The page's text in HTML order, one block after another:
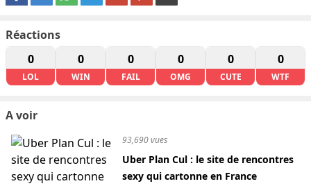
Réactions
0
LOL
0
WIN
0
FAIL
0
OMG
0
CUTE
0
WTF
A voir
93,690 vues
Uber Plan Cul : le site de rencontres
sexy qui cartonne en France